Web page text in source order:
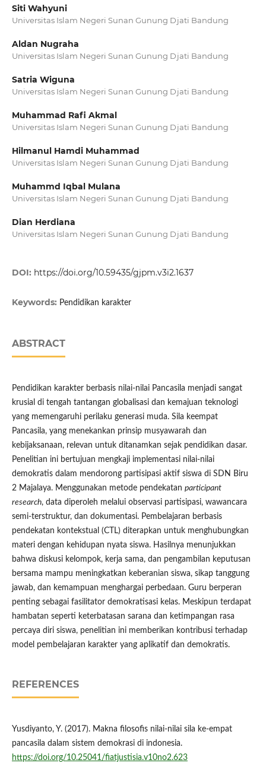
Siti Wahyuni
Universitas Islam Negeri Sunan Gunung Djati Bandung
Aldan Nugraha
Universitas Islam Negeri Sunan Gunung Djati Bandung
Satria Wiguna
Universitas Islam Negeri Sunan Gunung Djati Bandung
Muhammad Rafi Akmal
Universitas Islam Negeri Sunan Gunung Djati Bandung
Hilmanul Hamdi Muhammad
Universitas Islam Negeri Sunan Gunung Djati Bandung
Muhammd Iqbal Mulana
Universitas Islam Negeri Sunan Gunung Djati Bandung
Dian Herdiana
Universitas Islam Negeri Sunan Gunung Djati Bandung
DOI: https://doi.org/10.59435/gjpm.v3i2.1637
Keywords: Pendidikan karakter
ABSTRACT
Pendidikan karakter berbasis nilai-nilai Pancasila menjadi sangat
krusial di tengah tantangan globalisasi dan kemajuan teknologi
yang memengaruhi perilaku generasi muda. Sila keempat
Pancasila, yang menekankan prinsip musyawarah dan
kebijaksanaan, relevan untuk ditanamkan sejak pendidikan dasar.
Penelitian ini bertujuan mengkaji implementasi nilai-nilai
demokratis dalam mendorong partisipasi aktif siswa di SDN Biru
2 Majalaya. Menggunakan metode pendekatan participant
research, data diperoleh melalui observasi partisipasi, wawancara
semi-terstruktur, dan dokumentasi. Pembelajaran berbasis
pendekatan kontekstual (CTL) diterapkan untuk menghubungkan
materi dengan kehidupan nyata siswa. Hasilnya menunjukkan
bahwa diskusi kelompok, kerja sama, dan pengambilan keputusan
bersama mampu meningkatkan keberanian siswa, sikap tanggung
jawab, dan kemampuan menghargai perbedaan. Guru berperan
penting sebagai fasilitator demokratisasi kelas. Meskipun terdapat
hambatan seperti keterbatasan sarana dan ketimpangan rasa
percaya diri siswa, penelitian ini memberikan kontribusi terhadap
model pembelajaran karakter yang aplikatif dan demokratis.
REFERENCES
Yusdiyanto, Y. (2017). Makna filosofis nilai-nilai sila ke-empat
pancasila dalam sistem demokrasi di indonesia.
https://doi.org/10.25041/fiatjustisia.v10no2.623